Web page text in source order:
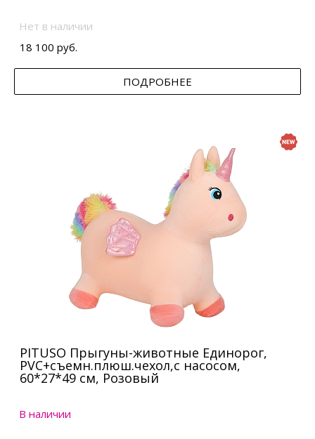
Нет в наличии
18 100 руб.
ПОДРОБНЕЕ
PITUSO Прыгуны-животные Единорог,
PVC+съемн.плюш.чехол,с насосом,
60*27*49 см, Розовый
В наличии